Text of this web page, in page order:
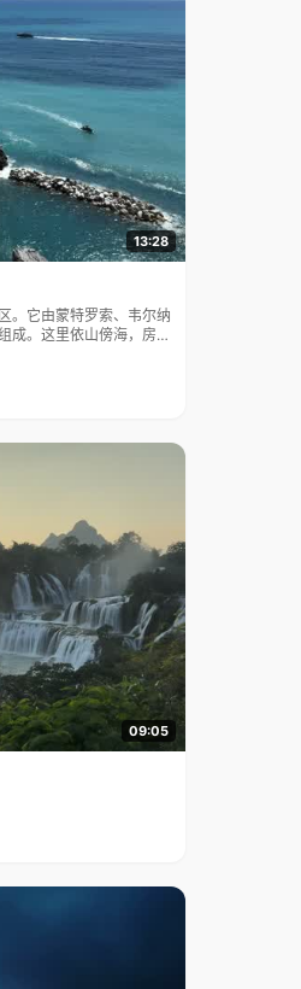
13:28
。它由蒙特罗索、韦尔纳
成。这里依山傍海，房屋
09:05